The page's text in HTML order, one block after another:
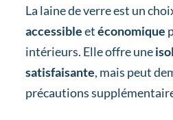
La laine de verre est un
accessibleetéconomique
intérieurs. Elle offre une
satisfaisante, mais peut
précautions